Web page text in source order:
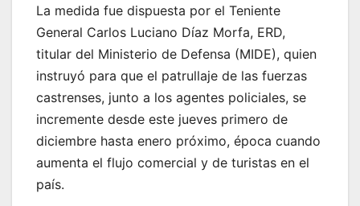
La medida fue dispuesta por el Teniente
General Carlos Luciano Díaz Morfa, ERD,
titular del Ministerio de Defensa (MIDE), quien
instruyó para que el patrullaje de las fuerzas
castrenses, junto a los agentes policiales, se
incremente desde este jueves primero de
diciembre hasta enero próximo, época cuando
aumenta el flujo comercial y de turistas en el
país.